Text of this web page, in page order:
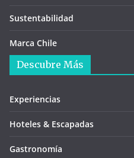
Sustentabilidad
Marca Chile
Descubre Más
Experiencias
Hoteles & Escapadas
Gastronomía